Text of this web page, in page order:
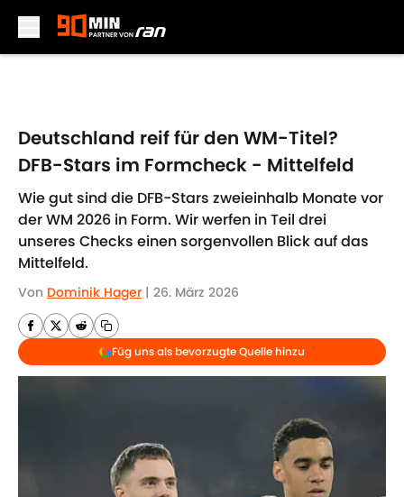
Deutschland reif für den WM-Titel?
DFB-Stars im Formcheck - Mittelfeld
Wie gut sind die DFB-Stars zweieinhalb Monate vor
der WM 2026 in Form. Wir werfen in Teil drei
unseres Checks einen sorgenvollen Blick auf das
Mittelfeld.
Von Dominik Hager | 26. März 2026
Füg uns als bevorzugte Quelle hinzu